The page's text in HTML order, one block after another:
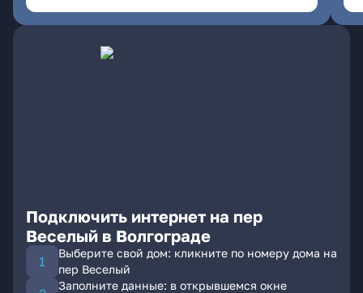
Подключить интернет на пер
Веселый в Волгограде
Выберите свой дом: кликните по номеру дома на
пер Веселый
Заполните данные: в открывшемся окне